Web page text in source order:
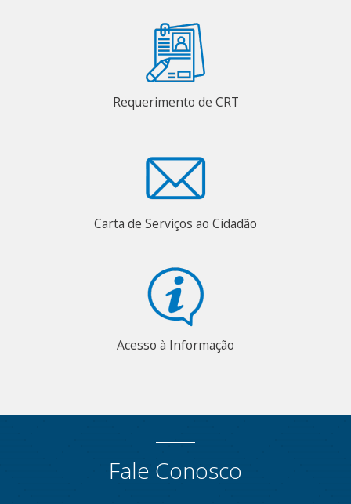
Requerimento de CRT
Carta de Serviços ao Cidadão
Acesso à Informação
Fale Conosco